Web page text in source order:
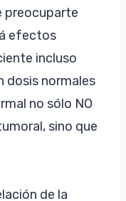
preocuparte
efectos
incluso
dosis normales
no sólo NO
sino que
de la